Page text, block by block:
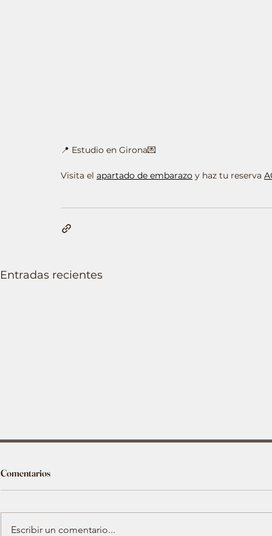
📍 Estudio en Girona💌
Visita el apartado de embarazo y haz tu reserva
Entradas recientes
Comentarios
Escribir un comentario...